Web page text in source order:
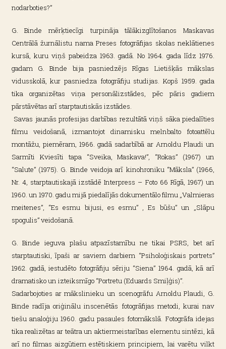
nodarboties?”
G. Binde mērķtiecīgi turpināja tālākizglītošanos Maskavas
Centrālā žurnālistu nama Preses fotogrāfijas skolas neklātienes
kursā, kuru viņš pabeidza 1963. gadā. No 1964. gada līdz 1976.
gadam G. Binde bija pasniedzējs Rīgas Lietišķās mākslas
vidusskolā, kur pasniedza fotogrāfiju studijas. Kopš 1959. gada
tika organizētas viņa personālizstādes, pēc pāris gadiem
pārstāvētas arī starptautiskās izstādes.
Savas jaunās profesijas darbības rezultātā viņš sāka piedalīties
filmu veidošanā, izmantojot dinamisku melnbalto fotoattēlu
montāžu, piemēram, 1966. gadā sadarbībā ar Arnoldu Plaudi un
Sarmīti Kviesīti tapa “Sveika, Maskava!”, “Rokas” (1967) un
“Salute” (1975). G. Binde veidoja arī kinohroniku “Māksla” (1966,
Nr. 4, starptautiskajā izstādē Interpress – Foto 66 Rīgā, 1967) un
1960. un 1970. gadu mijā piedalījās dokumentālo filmu „Valmieras
meitenes”, “Es esmu bijusi, es esmu” , Es būšu” un „Slāpu
spogulis” veidošanā.
G. Binde ieguva plašu atpazīstamību ne tikai PSRS, bet arī
starptautiski, īpaši ar saviem darbiem “Psiholoģiskais portrets”
1962. gadā, iestudēto fotogrāfiju sēriju “Siena” 1964. gadā, kā arī
dramatisko un izteiksmīgo “Portretu (Eduards Smiļģis)”.
Sadarbojoties ar mākslinieku un scenogrāfu Arnoldu Plaudi, G.
Binde radīja oriģinālu inscenētās fotogrāfijas metodi, kurai nav
tiešu analoģiju 1960. gadu pasaules fotomākslā. Fotogrāfa idejas
tika realizētas ar teātra un aktiermeistarības elementu sintēzi, kā
arī no filmas aizgūtiem estētiskiem principiem, lai varētu vilkt